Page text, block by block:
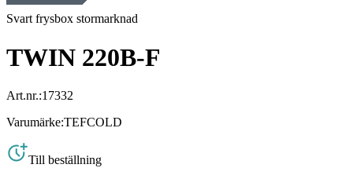
Svart frysbox stormarknad
TWIN 220B-F
Art.nr.:17332
Varumärke:TEFCOLD
Till beställning